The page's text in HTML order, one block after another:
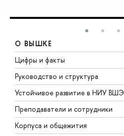
О ВЫШКЕ
Цифры и факты
Руководство и структура
Устойчивое развитие в НИУ ВШЭ
Преподаватели и сотрудники
Корпуса и общежития